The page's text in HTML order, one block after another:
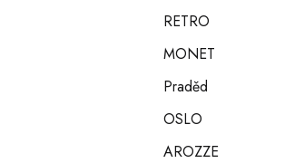
RETRO
MONET
Praděd
OSLO
AROZZE